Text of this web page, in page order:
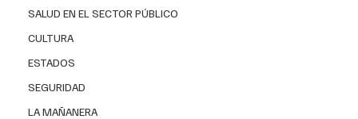
SALUD EN EL SECTOR PÚBLICO
CULTURA
ESTADOS
SEGURIDAD
LA MAÑANERA